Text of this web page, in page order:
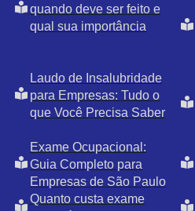
quando deve ser feito e
qual sua importância
Laudo de Insalubridade
para Empresas: Tudo o
que Você Precisa Saber
Exame Ocupacional:
Guia Completo para
Empresas de São Paulo
Quanto custa exame